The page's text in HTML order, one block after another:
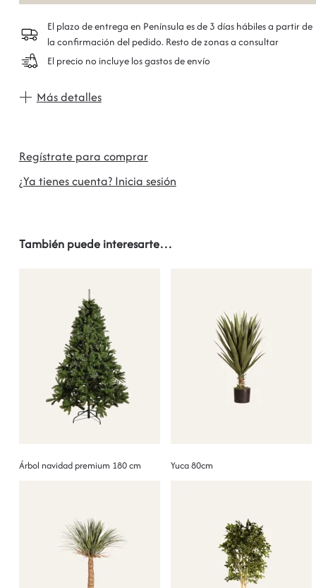
El plazo de entrega en Península es de 3 días hábiles a partir de
la confirmación del pedido. Resto de zonas a consultar
El precio no incluye los gastos de envío
Más detalles
Regístrate para comprar
¿Ya tienes cuenta? Inicia sesión
También puede interesarte…
Árbol navidad premium 180 cm Yuca 80cm